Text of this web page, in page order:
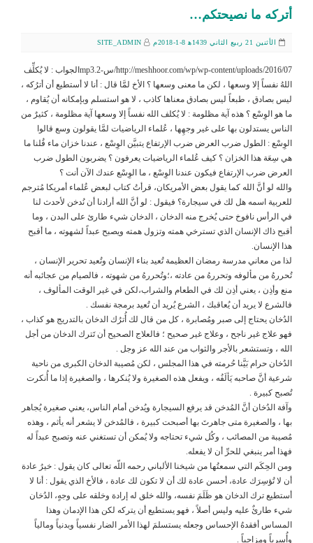
أتركه ما نصيحتكم…
الأثنين 21 ربيع الثاني 1439ﻫ 8-1-2018م SITE_ADMIN
http://meshhoor.com/wp/wp-content/uploads/2016/07/س-2.mp3الجواب : لا يُكلِّف
اللهُ نفساً إلا وسعها ، لكن ما معنى وسعها ؟ الأخ لمَّا قال : أنا لا أستطيع أن أترُكه ،
ليس بصادق ، طبعاً ليس بصادق معناها كاذب ، لا هو استسلم وبإمكانه أن يُقاوم ،
ما هو الوِسْع ؟ هذه آية مظلومة : لا يُكلف الله نفساً إلا وسعها آية مظلومة ، كثيرٌ من
الناس يستدلون بها على غير وجهِها ، عُلماء الرياضيات لمَّا يقولون وسع قالوا
الوِسْع : الطول ضرب العرض ضرب الإرتفاع يتبيَّن الوِسْع ، عندنا خزان ماء قُلنا ما
هي سِعَة هذا الخزان ؟ كيف عُلماء الرياضيات يعرفون ؟ يضربون الطول ضرب
العرض ضرب الإرتفاع فيكون عندنا الوِسْع ، ما الوِسْع عندك الآن أنت ؟
والله لو أنَّ الله كما يقول بعض الأمريكان، قرأتُ كتاب لبعض عُلماء أمريكا مُترجم
للعربية اسمه هل لك في سيجارة؟ فيقول : لو أنَّ الله أرادنا أن نُدخن لأحدث لنا
في الرأس نافوخ حتى يُخرج منه الدخان ، الدخان شيء طارئ على البدن ، وما
أقبح ذاك الإنسان الذي تسترخي همته وتزول همته ويصبح عبداً لشهوته ، ما أقبح
هذا الإنسان.
لذا من معاني مدرسة رمضان العظيمة تُعيد بناء الإنسان وتُعيد تحرير الإنسان ،
تُحررهُ من مألوفه وتحررهُ من عادته ،؛وتُحررهُ من شهوته ، فالصيام من عجائبه أنه
منع وأذِن ، يعني أذِن لك في الطعام والشراب،لكن في غير الوقت المألوف ،
فالشرع لا يريد أن يُعاقبك ، الشرع يُريد أن تُعيد برمجة نفسك .
الدُخان يحتاج إلى صبر ومُصابرة ، كل من قال لك أُترُك الدخان بالتدريج هو كذاب ،
فهو علاج غير ناجح ، وعلاج غير صحيح ؛ فالعلاج الصحيح أن تَترك الدخان من أجل
الله ، وتستشعر بالأجر والثواب من عند الله عز وجل .
الدُخان حرام بَيَّنا حُرمته في هذا المجلس ، لكن مُصيبة الدخان الكبرى من ناحية
شرعية أنَّ صاحبه يَألَفُه ، ويفعل هذه الصغيرة ولا يُنكرها ، والصغيرة إذا ما أُنكرت
تُصبح كبيرة .
وآفة الدُخان أنَّ المُدخن قد يرفع السيجارة ويُدخن أمام الناس، يعني صغيرة يُجاهر
بها ، والصغيرة متى جاهرتَ بها أصبحت كبيرة ، فالمُدخن لا يشعر أنه يأثم ، وهذه
مُصيبة من المصائب ، وكُل شيء تحتاجه ولا يُمكن أن تستغني عنه وتصبح عبداً له
فهذا أمر ينبغي للحرِّ أن لا يفعله.
ومن الحِكَم التي سمعتُها من شيخنا الألباني رحمه اللّه تعالى كان يقول : خيرُ عادة
أن لا تُؤسِرَك عادة، أحسن عادة لك أن لا تكون لك عادة ، فالأخ الذي يقول : أنا لا
أستطيع ترك الدخان هو ظَلَمَ نفسه، والله خلق له إرادة وخلقه على وجهٍ، الدُخان
شيء طارئٌ عليه وليس أصلاً ، فهو يستطيع أن يتركه لكن هذا الإدمان وهذا
المساس أفقدهُ الإحساس وجعله يستسلمَ لهذا الأمر الضار نفسياً وبدنياً ومالياً
وأُسرياً ومزاجياً .